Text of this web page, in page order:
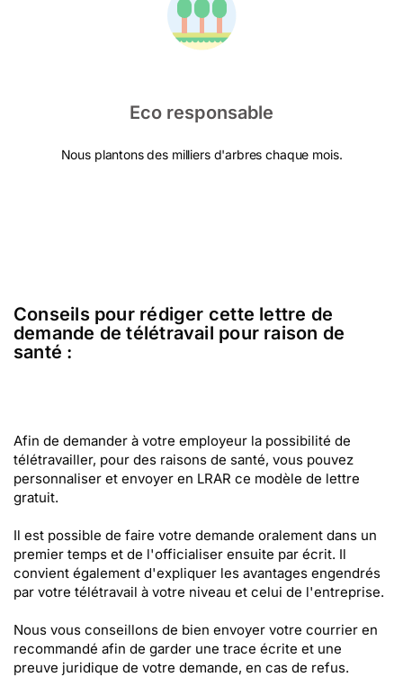
Eco responsable
Nous plantons des milliers d'arbres chaque mois.
Conseils pour rédiger cette lettre de
demande de télétravail pour raison de
santé :
Afin de demander à votre employeur la possibilité de
télétravailler, pour des raisons de santé, vous pouvez
personnaliser et envoyer en LRAR ce modèle de lettre
gratuit.
Il est possible de faire votre demande oralement dans un
premier temps et de l'officialiser ensuite par écrit. Il
convient également d'expliquer les avantages engendrés
par votre télétravail à votre niveau et celui de l'entreprise.
Nous vous conseillons de bien envoyer votre courrier en
recommandé afin de garder une trace écrite et une
preuve juridique de votre demande, en cas de refus.